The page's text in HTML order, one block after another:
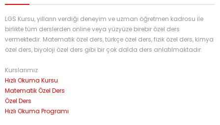
LGS Kursu, yılların verdiği deneyim ve uzman öğretmen kadrosu ile
birlikte tüm derslerden online veya yüzyüze birebir özel ders
vermektedir. Matematik özel ders, türkçe özel ders, fizik özel ders, kimya
özel ders, biyoloji özel ders gibi bir çok dalda ders anlatılmaktadır.
Kurslarımız
Hızlı Okuma Kursu
Matematik Özel Ders
Özel Ders
Hızlı Okuma Programı